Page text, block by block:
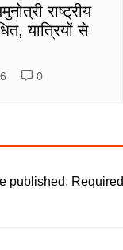
राष्ट्रीय
यात्रियों से
0
published.